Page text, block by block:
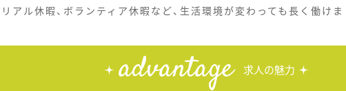
アル休暇、ボランティア休暇など、生活環境が変わっても長く働けま
advantage 求人の魅力